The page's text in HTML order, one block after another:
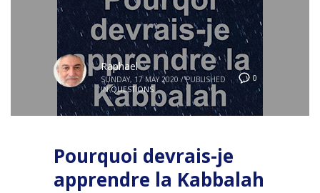
0
Raphael
SUNDAY, 17 MAY 2020 / PUBLISHED
IN QUESTIONS
Pourquoi devrais-je
apprendre la Kabbalah